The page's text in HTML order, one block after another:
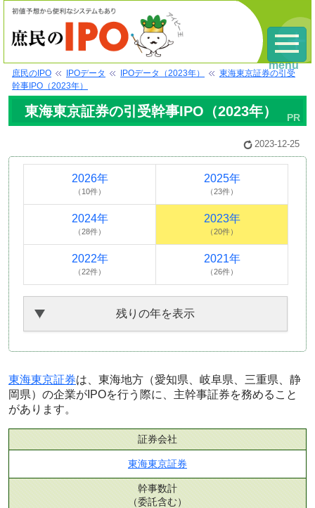
庶民のIPO IPOデータ IPOデータ（2023年）
東海東京証券の引受
幹事IPO（2023年）
東海東京証券の引受幹事IPO（2023年）
2023-12-25
2026年
（10件）
2025年
（23件）
2024年
（28件）
2023年
（20件）
2022年
（22件）
2021年
（26件）
残りの年を表示
東海東京証券は、東海地方（愛知県、岐阜県、三重県、静
岡県）の企業がIPOを行う際に、主幹事証券を務めること
があります。
証券会社
東海東京証券
幹事数計
（委託含む）
menu